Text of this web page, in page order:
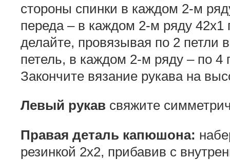
стороны спинки в каждом 2-м
переда – в каждом 2-м ряду 42х1
делайте, провязывая по 2 петли
петель, в каждом 2-м ряду – по 4
Закончите вязание рукава на
Левый рукав свяжите
Правая деталь капюшона:
резинкой 2х2, прибавив с